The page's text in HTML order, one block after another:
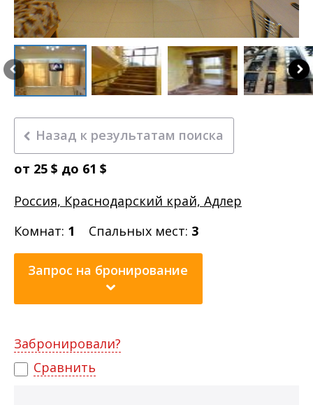
Назад к результатам поиска
от 25 $ до 61 $
Россия, Краснодарский край, Адлер
Комнат: 1 Спальных мест: 3
Запрос на бронирование
Забронировали?
Сравнить